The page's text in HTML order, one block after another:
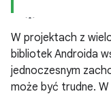
W projektach z
bibliotek Androida
jednoczesnym
może być trudne.